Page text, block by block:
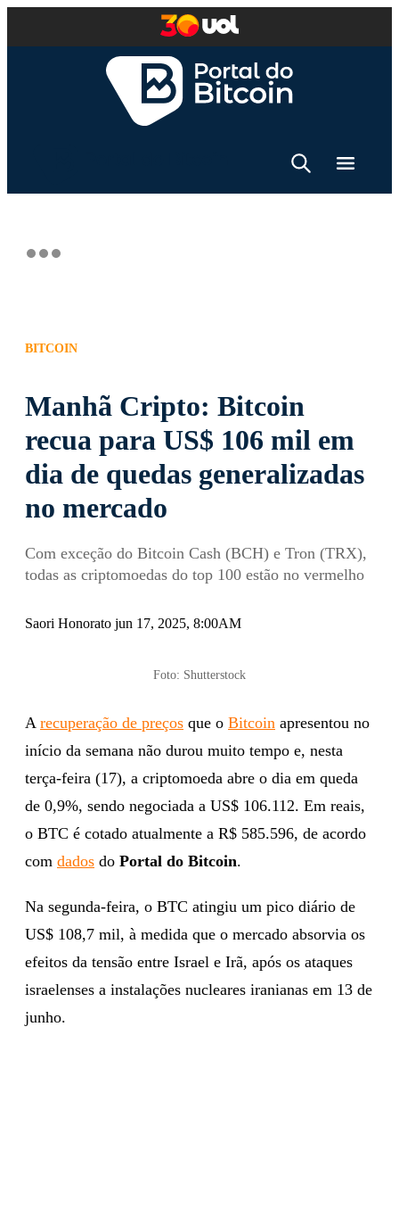
BITCOIN
Manhã Cripto: Bitcoin
recua para US$ 106 mil em
dia de quedas generalizadas
no mercado
Com exceção do Bitcoin Cash (BCH) e Tron (TRX),
todas as criptomoedas do top 100 estão no vermelho
Saori Honorato jun 17, 2025, 8:00AM
Foto: Shutterstock
A recuperação de preços que o Bitcoin apresentou no
início da semana não durou muito tempo e, nesta
terça-feira (17), a criptomoeda abre o dia em queda
de 0,9%, sendo negociada a US$ 106.112. Em reais,
o BTC é cotado atualmente a R$ 585.596, de acordo
com dados do Portal do Bitcoin.
Na segunda-feira, o BTC atingiu um pico diário de
US$ 108,7 mil, à medida que o mercado absorvia os
efeitos da tensão entre Israel e Irã, após os ataques
israelenses a instalações nucleares iranianas em 13 de
junho.